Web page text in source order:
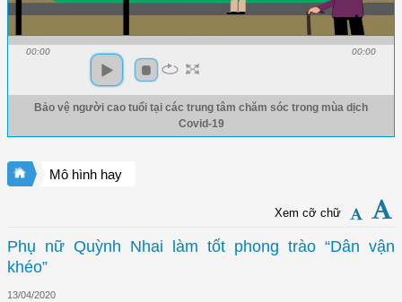
00:00 00:00
Bảo vệ người cao tuổi tại các trung tâm chăm sóc trong mùa dịch
Covid-19
Mô hình hay
Xem cỡ chữ
Phụ nữ Quỳnh Nhai làm tốt phong trào “Dân vận
khéo”
13/04/2020